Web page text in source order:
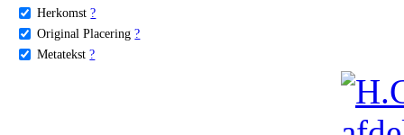
Herkomst ?
Original Placering ?
Metatekst ?